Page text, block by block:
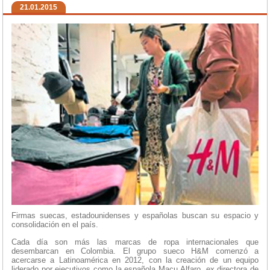
21.01.2015
Firmas suecas, estadounidenses y españolas buscan su espacio y
consolidación en el país.
Cada día son más las marcas de ropa internacionales que
desembarcan en Colombia. El grupo sueco H&M comenzó a
acercarse a Latinoamérica en 2012, con la creación de un equipo